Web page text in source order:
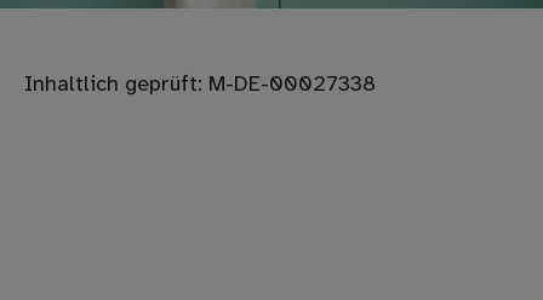
Inhaltlich geprüft: M-DE-00027338